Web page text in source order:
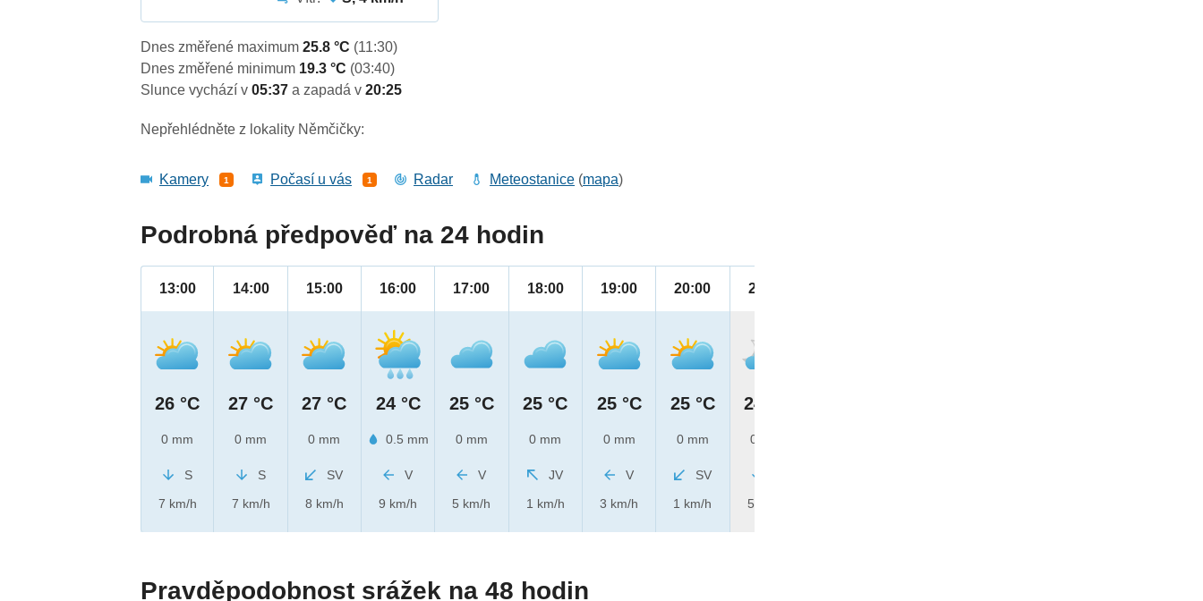
Dnes změřené maximum25.8 °C (11:30)
Dnes změřené minimum 19.3 °C (03:40)
Slunce vychází v05:37a zapadá v20:25
Nepřehlédněte z lokality Němčičky:
Kamery 1 Počasí u vás 1 Radar Meteostanice (mapa)
Podrobná předpověď na 24 hodin
13:00
26 °C
0 mm
S
7 km/h
14:00
27 °C
0 mm
S
7 km/h
15:00
27 °C
0 mm
SV
8 km/h
16:00
24 °C
0.5 mm
V
9 km/h
17:00
25 °C
0 mm
V
5 km/h
18:00
25 °C
0 mm
JV
1 km/h
19:00
25 °C
0 mm
V
3 km/h
20:00
25 °C
0 mm
SV
1 km/h
21:00
24 °C
0 mm
5 km/h
Pravděpodobnost srážek na 48 hodin